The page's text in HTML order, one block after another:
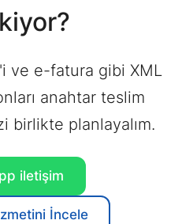
ve e-fatura gibi XML
anahtar teslim
birlikte planlayalım.
iletişim
İncele